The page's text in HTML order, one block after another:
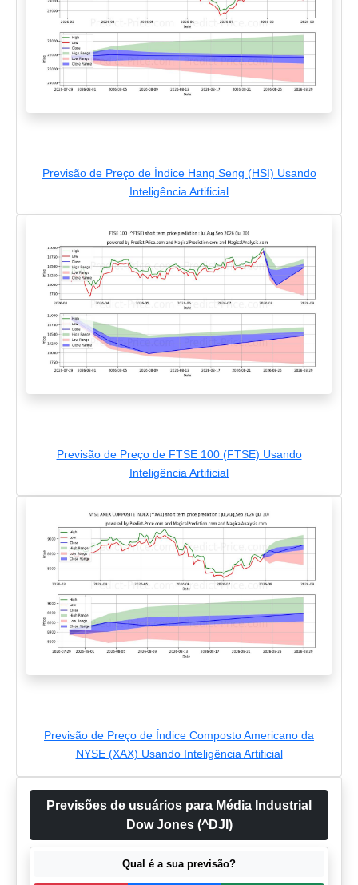
Previsão de Preço de Índice Hang Seng (HSI) Usando
Inteligência Artificial
Previsão de Preço de FTSE 100 (FTSE) Usando
Inteligência Artificial
Previsão de Preço de Índice Composto Americano da
NYSE (XAX) Usando Inteligência Artificial
Previsões de usuários para Média Industrial
Dow Jones (^DJI)
Qual é a sua previsão?